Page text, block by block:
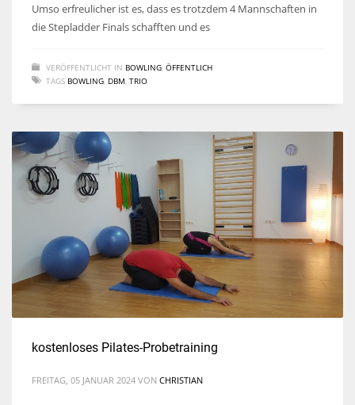
Umso erfreulicher ist es, dass es trotzdem 4 Mannschaften in
die Stepladder Finals schafften und es
VERÖFFENTLICHT IN BOWLING ÖFFENTLICH
TAGS BOWLING DBM TRIO
kostenloses Pilates-Probetraining
FREITAG, 05 JANUAR 2024 VON CHRISTIAN